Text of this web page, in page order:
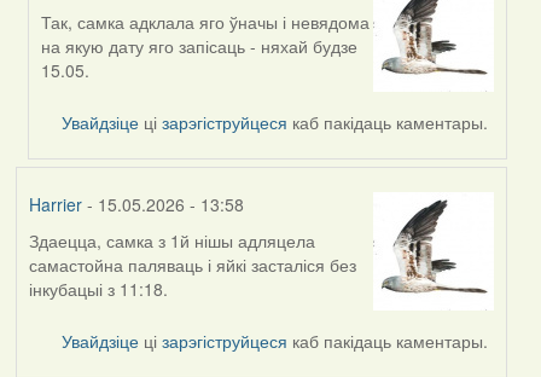
In
reply
to
Ксения
Так, самка адклала яго ўначы і невядома
на якую дату яго запісаць - няхай будзе
15.05.
Увайдзіце цізарэгіструйцеся каб пакідаць каментары.
Harrier- 15.05.2026 - 13:58
Здаецца, самка з 1й нішы адляцела
самастойна паляваць і яйкі засталіся без
інкубацыі з 11:18.
Увайдзіце цізарэгіструйцеся каб пакідаць каментары.